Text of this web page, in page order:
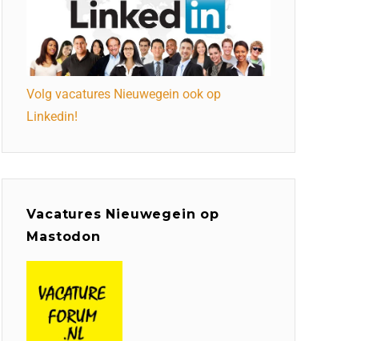
Volg vacatures Nieuwegein ook op
Linkedin!
Vacatures Nieuwegein op
Mastodon